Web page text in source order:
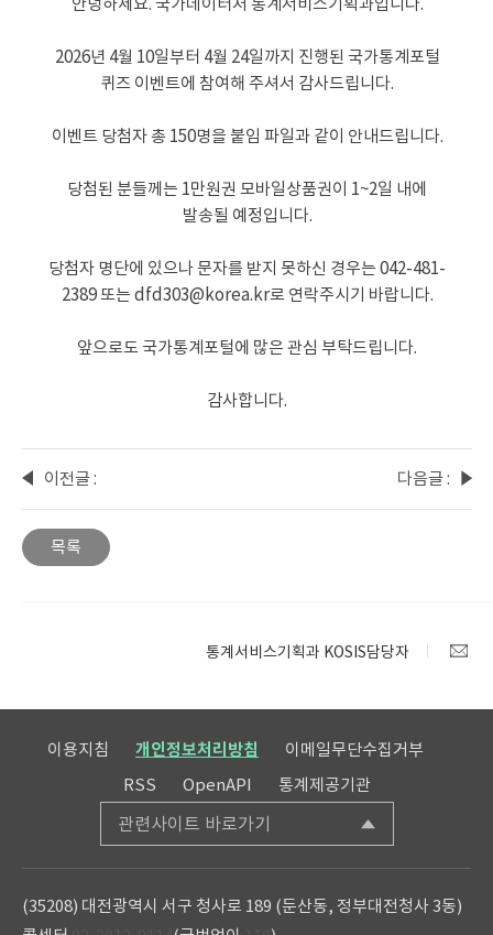
안녕하세요. 국가데이터처 통계서비스기획과입니다.
2026년 4월 10일부터 4월 24일까지 진행된 국가통계포털
퀴즈 이벤트에 참여해 주셔서 감사드립니다.
이벤트 당첨자 총 150명을 붙임 파일과 같이 안내드립니다.
당첨된 분들께는 1만원권 모바일상품권이 1~2일 내에
발송될 예정입니다.
당첨자 명단에 있으나 문자를 받지 못하신 경우는 042-481-
2389 또는 dfd303@korea.kr로 연락주시기 바랍니다.
앞으로도 국가통계포털에 많은 관심 부탁드립니다.
감사합니다.
이전글 :
2026년
4월
KOSIS
다음글 :
인공지
계포털
생성
시범
목록
통계서비스기획과 KOSIS담당자
이용지침 개인정보처리방침
이메일무단수집거부
RSS
OpenAPI 통계제공기관
관련사이트 바로가기
(35208) 대전광역시 서구 청사로 189 (둔산동, 정부대전청사 3동)